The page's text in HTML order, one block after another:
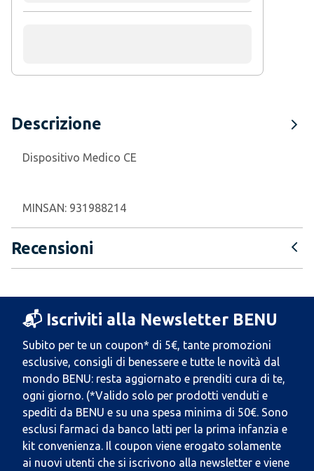
Descrizione
Dispositivo Medico CE
MINSAN: 931988214
Recensioni
📬 Iscriviti alla Newsletter BENU
Subito per te un coupon* di 5€, tante promozioni
esclusive, consigli di benessere e tutte le novità dal
mondo BENU: resta aggiornato e prenditi cura di te,
ogni giorno. (*Valido solo per prodotti venduti e
spediti da BENU e su una spesa minima di 50€. Sono
esclusi farmaci da banco latti per la prima infanzia e
kit convenienza. Il coupon viene erogato solamente
ai nuovi utenti che si iscrivono alla newsletter e viene